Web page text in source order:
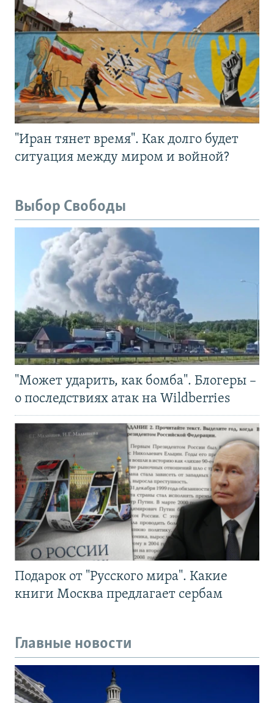
"Иран тянет время". Как долго будет
ситуация между миром и войной?
Выбор Свободы
"Может ударить, как бомба". Блогеры –
о последствиях атак на Wildberries
Подарок от "Русского мира". Какие
книги Москва предлагает сербам
Главные новости